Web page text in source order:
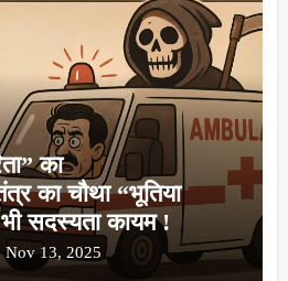
का
का चौथा “भूतिया
सदस्यता कायम !
Nov 13, 2025